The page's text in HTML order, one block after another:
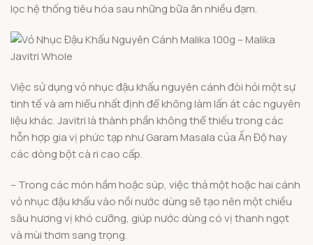
lọc hệ thống tiêu hóa sau những bữa ăn nhiều đạm.
Việc sử dụng vỏ nhục đậu khấu nguyên cánh đòi hỏi một sự
tinh tế và am hiểu nhất định để không làm lấn át các nguyên
liệu khác. Javitri là thành phần không thể thiếu trong các
hỗn hợp gia vị phức tạp như Garam Masala của Ấn Độ hay
các dòng bột cà ri cao cấp.
– Trong các món hầm hoặc súp, việc thả một hoặc hai cánh
vỏ nhục đậu khấu vào nồi nước dùng sẽ tạo nên một chiều
sâu hương vị khó cưỡng, giúp nước dùng có vị thanh ngọt
và mùi thơm sang trọng.